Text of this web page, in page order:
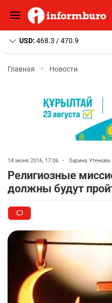
USD: 468.3 / 470.9
Главная Новости
14 июня 2016, 17:06 • Зарина Утенова
Религиозные
должны будут